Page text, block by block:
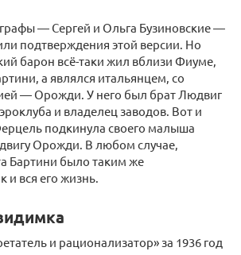
— Сергей и Ольга Бузиновские —
подтверждения этой версии. Но
барон всё-таки жил вблизи Фиуме,
а являлся итальянцем, со
— Орожди. У него был брат Людвиг
и владелец заводов. Вот и
подкинула своего малыша
Орожди. В любом случае,
Бартини было таким же
и вся его жизнь.
и рационализатор» за 1936 год